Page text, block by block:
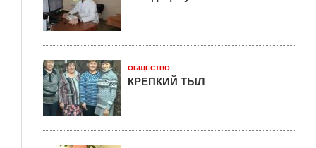
ОБЩЕСТВО
КРЕПКИЙ ТЫЛ